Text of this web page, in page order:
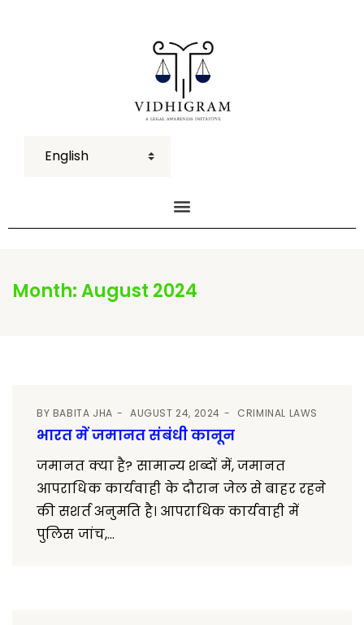
Month:August 2024
BY BABITA JHA AUGUST 24, 2024 CRIMINAL LAWS
भारत में जमानत संबंधी कानून
जमानत क्या है? सामान्य शब्दों में, जमानत
आपराधिक कार्यवाही के दौरान जेल से बाहर रहने
की सशर्त अनुमति है। आपराधिक कार्यवाही में
पुलिस जांच,...